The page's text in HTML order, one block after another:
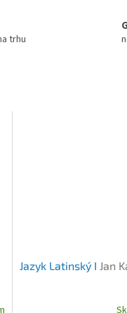
trhu
Jazyk Latinský I Jan